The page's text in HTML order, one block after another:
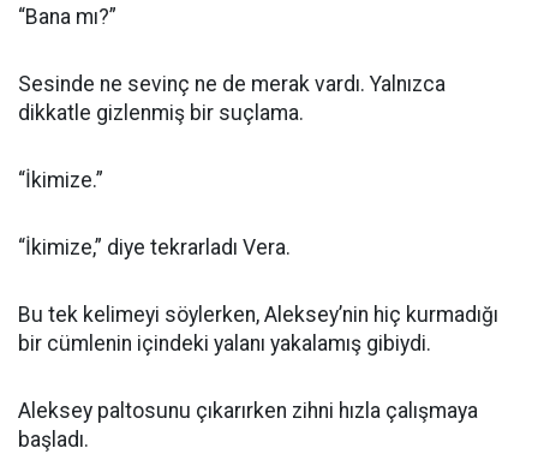
“Bana mı?”
Sesinde ne sevinç ne de merak vardı. Yalnızca
dikkatle gizlenmiş bir suçlama.
“İkimize.”
“İkimize,” diye tekrarladı Vera.
Bu tek kelimeyi söylerken, Aleksey’nin hiç kurmadığı
bir cümlenin içindeki yalanı yakalamış gibiydi.
Aleksey paltosunu çıkarırken zihni hızla çalışmaya
başladı.